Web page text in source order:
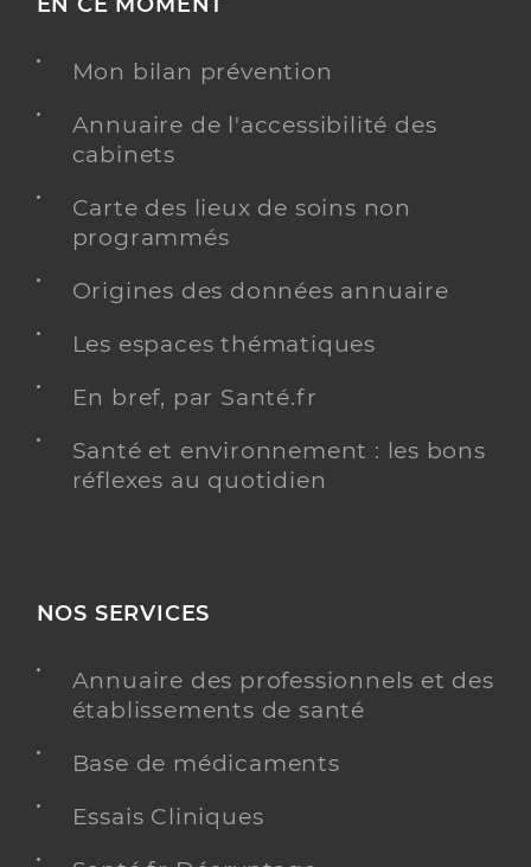
Mon bilan prévention
Annuaire de l'accessibilité des
cabinets
Carte des lieux de soins non
programmés
Origines des données annuaire
Les espaces thématiques
En bref, par Santé.fr
Santé et environnement : les bons
réflexes au quotidien
NOS SERVICES
Annuaire des professionnels et des
établissements de santé
Base de médicaments
Essais Cliniques